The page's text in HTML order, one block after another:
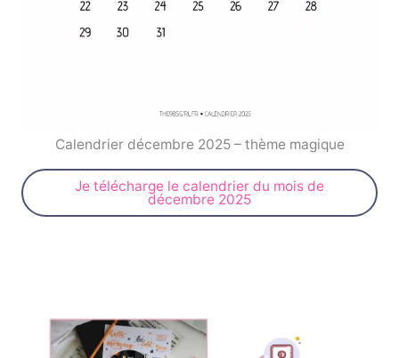
Calendrier décembre 2025 – thème magique
Je télécharge le calendrier du mois de
décembre 2025